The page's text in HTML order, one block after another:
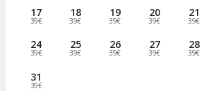
17
39€
18
39€
19
39€
20
39€
21
39€
24
39€
25
39€
26
39€
27
39€
28
39€
31
39€